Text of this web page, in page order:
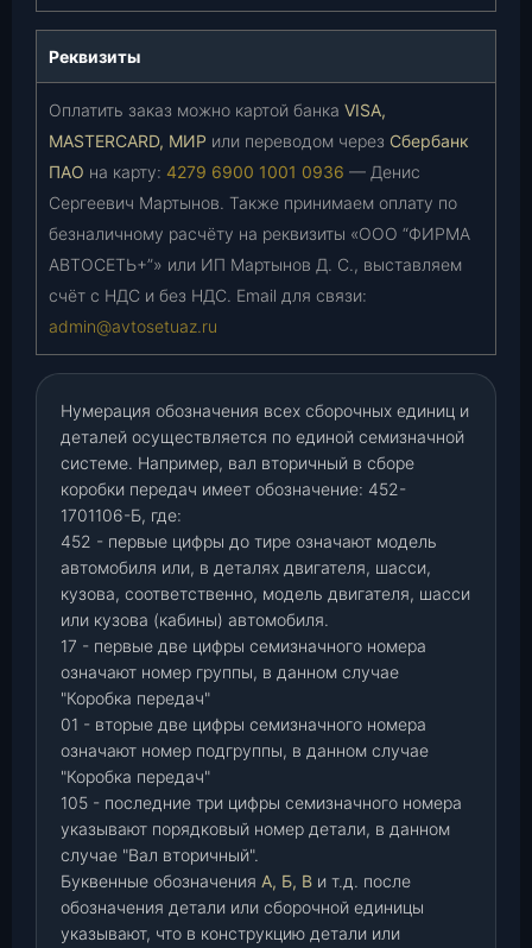
Реквизиты
Оплатить заказ можно картой банка VISA,
MASTERCARD, МИР или переводом через Сбербанк
ПАО на карту: 4279 6900 1001 0936 — Денис
Сергеевич Мартынов. Также принимаем оплату по
безналичному расчёту на реквизиты «ООО “ФИРМА
АВТОСЕТЬ+”» или ИП Мартынов Д. С., выставляем
счёт с НДС и без НДС. Email для связи:
admin@avtosetuaz.ru
Нумерация обозначения всех сборочных единиц и
деталей осуществляется по единой семизначной
системе. Например, вал вторичный в сборе
коробки передач имеет обозначение: 452-
1701106-Б, где:
452 - первые цифры до тире означают модель
автомобиля или, в деталях двигателя, шасси,
кузова, соответственно, модель двигателя, шасси
или кузова (кабины) автомобиля.
17 - первые две цифры семизначного номера
означают номер группы, в данном случае
"Коробка передач"
01 - вторые две цифры семизначного номера
означают номер подгруппы, в данном случае
"Коробка передач"
105 - последние три цифры семизначного номера
указывают порядковый номер детали, в данном
случае "Вал вторичный".
Буквенные обозначения А, Б, В и т.д. после
обозначения детали или сборочной единицы
указывают, что в конструкцию детали или